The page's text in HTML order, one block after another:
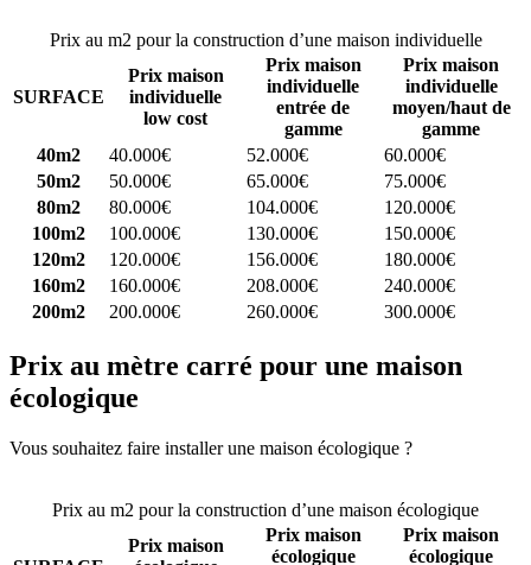
Prix au m2 pour la construction d’une maison individuelle
SURFACE
Prix maison
individuelle
low cost
Prix maison
individuelle
entrée de
gamme
Prix maison
individuelle
moyen/haut de
gamme
40m2
40.000€ 52.000€
60.000€
50m2
50.000€ 65.000€
75.000€
80m2
80.000€ 104.000€
120.000€
100m2
100.000€ 130.000€
150.000€
120m2
120.000€ 156.000€
180.000€
160m2
160.000€ 208.000€
240.000€
200m2
200.000€ 260.000€ 300.000€
Prix au mètre carré pour une maison
écologique
Vous souhaitez faire installer une maison écologique ?
Prix au m2 pour la construction d’une maison écologique
Prix maison
Prix maison
écologique
Prix maison
écologique